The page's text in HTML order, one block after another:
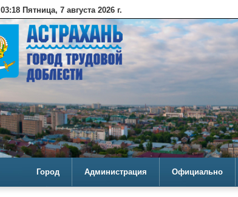
03:18 Пятница, 7 августа 2026 г.
Город Администрация Официально